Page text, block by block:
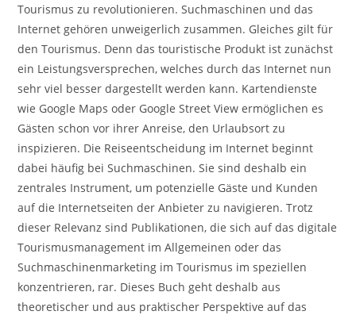
Tourismus zu revolutionieren. Suchmaschinen und das
Internet gehören unweigerlich zusammen. Gleiches gilt für
den Tourismus. Denn das touristische Produkt ist zunächst
ein Leistungsversprechen, welches durch das Internet nun
sehr viel besser dargestellt werden kann. Kartendienste
wie Google Maps oder Google Street View ermöglichen es
Gästen schon vor ihrer Anreise, den Urlaubsort zu
inspizieren. Die Reiseentscheidung im Internet beginnt
dabei häufig bei Suchmaschinen. Sie sind deshalb ein
zentrales Instrument, um potenzielle Gäste und Kunden
auf die Internetseiten der Anbieter zu navigieren. Trotz
dieser Relevanz sind Publikationen, die sich auf das digitale
Tourismusmanagement im Allgemeinen oder das
Suchmaschinenmarketing im Tourismus im speziellen
konzentrieren, rar. Dieses Buch geht deshalb aus
theoretischer und aus praktischer Perspektive auf das